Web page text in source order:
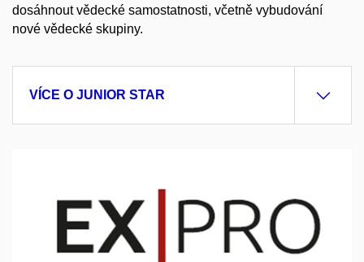
dosáhnout vědecké samostatnosti, včetně vybudování
nové vědecké skupiny.
VÍCE O JUNIOR STAR